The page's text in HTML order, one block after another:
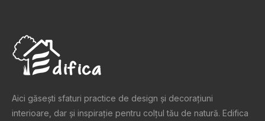
Aici găsești sfaturi practice de design şi decoraţiuni
interioare, dar și inspiraţie pentru colţul tău de natură. Edifica